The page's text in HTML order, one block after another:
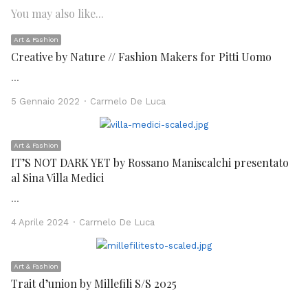
You may also like...
Art & Fashion
Creative by Nature // Fashion Makers for Pitti Uomo
…
5 Gennaio 2022 Author
Carmelo De Luca
Art & Fashion
IT’S NOT DARK YET by Rossano Maniscalchi presentato
al Sina Villa Medici
…
4 Aprile 2024 Author
Carmelo De Luca
Art & Fashion
Trait d’union by Millefili S/S 2025